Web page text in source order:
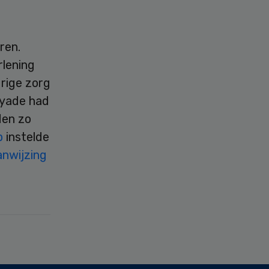
zorg
had
zo
instelde